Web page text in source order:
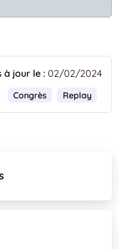
à jour le : 02/02/2024
Congrès Replay